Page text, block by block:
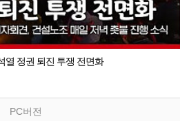
열 정권 퇴진 투쟁 전면화
PC버전